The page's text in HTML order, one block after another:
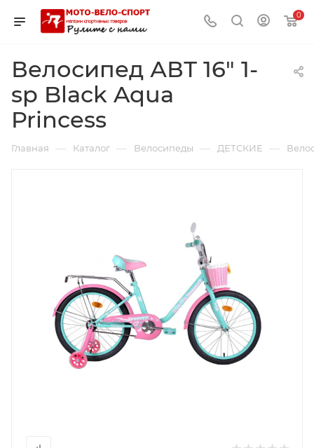
0
Велосипед АВТ 16" 1-
sp Black Aqua
Princess
Главная — Каталог — Велосипеды — ДЕТСКИЕ —